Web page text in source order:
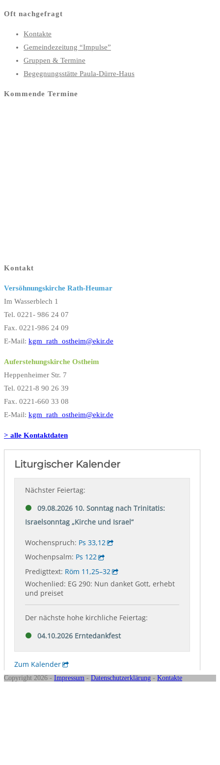
Oft nachgefragt
Kontakte
Gemeindezeitung “Impulse”
Gruppen & Termine
Begegnungsstätte Paula-Dürre-Haus
Kommende Termine
Kontakt
Versöhnungskirche Rath-Heumar
Im Wasserblech 1
Tel. 0221- 986 24 07
Fax. 0221-986 24 09
E-Mail: kgm_rath_ostheim@ekir.de
Auferstehungskirche Ostheim
Heppenheimer Str. 7
Tel. 0221-8 90 26 39
Fax. 0221-660 33 08
E-Mail: kgm_rath_ostheim@ekir.de
> alle Kontaktdaten
Copyright 2026 - Impressum - Datenschutzerklärung - Kontakte